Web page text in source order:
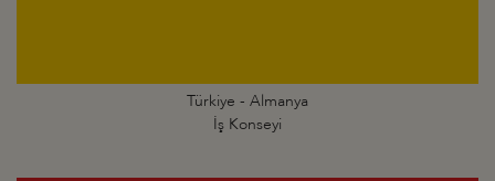
Türkiye - Almanya
İş Konseyi